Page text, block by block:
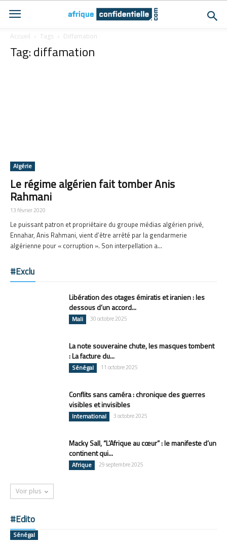
Accueil Tags Diffamation
Tag: diffamation
Algérie
Le régime algérien fait tomber Anis
Rahmani
13 février 2020
Le puissant patron et propriétaire du groupe médias algérien privé,
Ennahar, Anis Rahmani, vient d’être arrêté par la gendarmerie
algérienne pour « corruption ». Son interpellation a...
#Exclu
Libération des otages émiratis et iranien : les
dessous d’un accord...
Mali 30 octobre 2025
La note souveraine chute, les masques tombent
: La facture du...
Sénégal 11 octobre 2025
Conflits sans caméra : chronique des guerres
visibles et invisibles
International 3 octobre 2025
Macky Sall, “L’Afrique au cœur” : le manifeste d’un
continent qui...
Afrique 29 septembre 2025
Voir plus
#Edito
Sénégal